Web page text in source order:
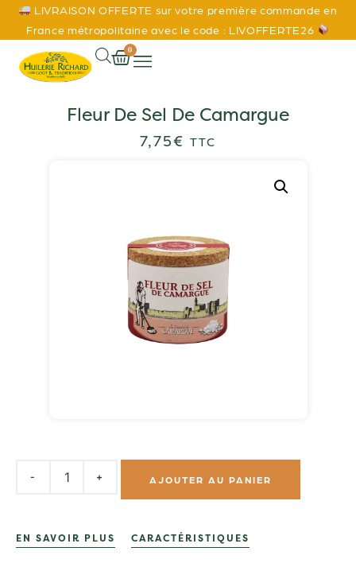
LIVRAISON OFFERTE sur votre première commande en
France métropolitaine avec le code : LIVOFFERTE26
0
Fleur De Sel De Camargue
7,75€ TTC
AJOUTER AU PANIER
EN SAVOIR PLUS CARACTÉRISTIQUES